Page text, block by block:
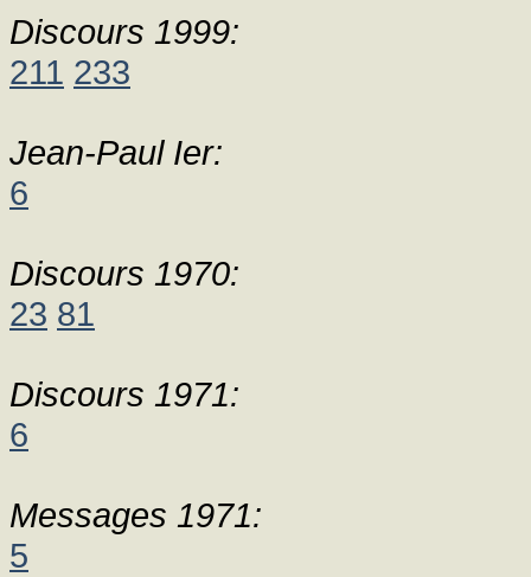
Discours 1999:
211 233
Jean-Paul Ier:
6
Discours 1970:
23 81
Discours 1971:
6
Messages 1971:
5